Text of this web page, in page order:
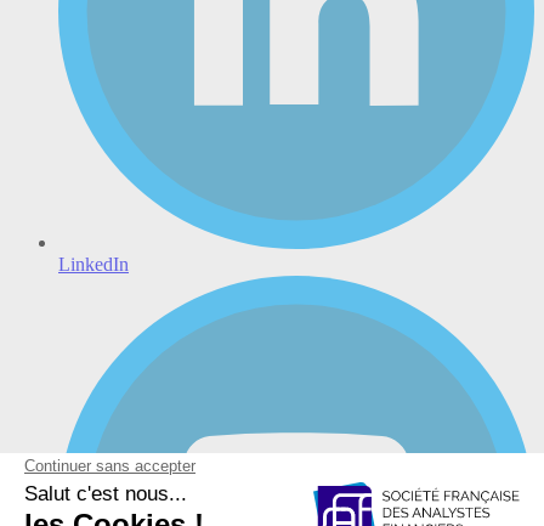
LinkedIn